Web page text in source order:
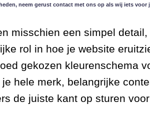
neem gerust contact met ons op als wij iets voor
misschien een simpel
rol in hoe je website
gekozen kleurenschema
hele merk, belangrijke
de juiste kant op sturen